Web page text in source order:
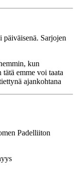
Sarjojen
kun
emme voi taata
ajankohtana
Padelliiton